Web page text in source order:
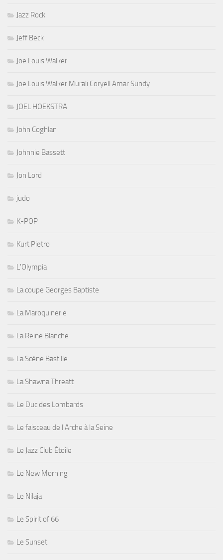
Jazz Rock
Jeff Beck
Joe Louis Walker
Joe Louis Walker Murali Coryell Amar Sundy
JOEL HOEKSTRA
John Coghlan
Johnnie Bassett
Jon Lord
judo
K-POP
Kurt Pietro
L'Olympia
La coupe Georges Baptiste
La Maroquinerie
La Reine Blanche
La Scène Bastille
La Shawna Threatt
Le Duc des Lombards
Le faisceau de l'Arche à la Seine
Le Jazz Club Étoile
Le New Morning
Le Nilaja
Le Spirit of 66
Le Sunset